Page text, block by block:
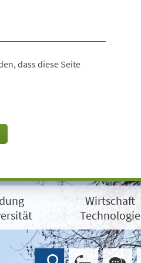
dass diese Seite
Wirtschaft
Technologie